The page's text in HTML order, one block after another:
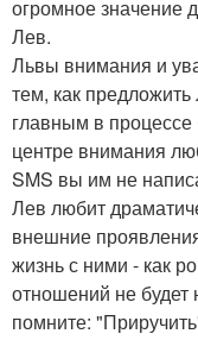
огромное значение
Лев.
Львы внимания и
тем, как предложить
главным в
центре внимания
SMS вы им не
Лев любит
внешние
жизнь с ними - как
отношений не
помните: